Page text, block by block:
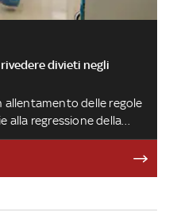
divieti negli
allentamento delle regole
alla regressione della
alcuni impedimenti,
ai malati. Molte
istituti, anche nello